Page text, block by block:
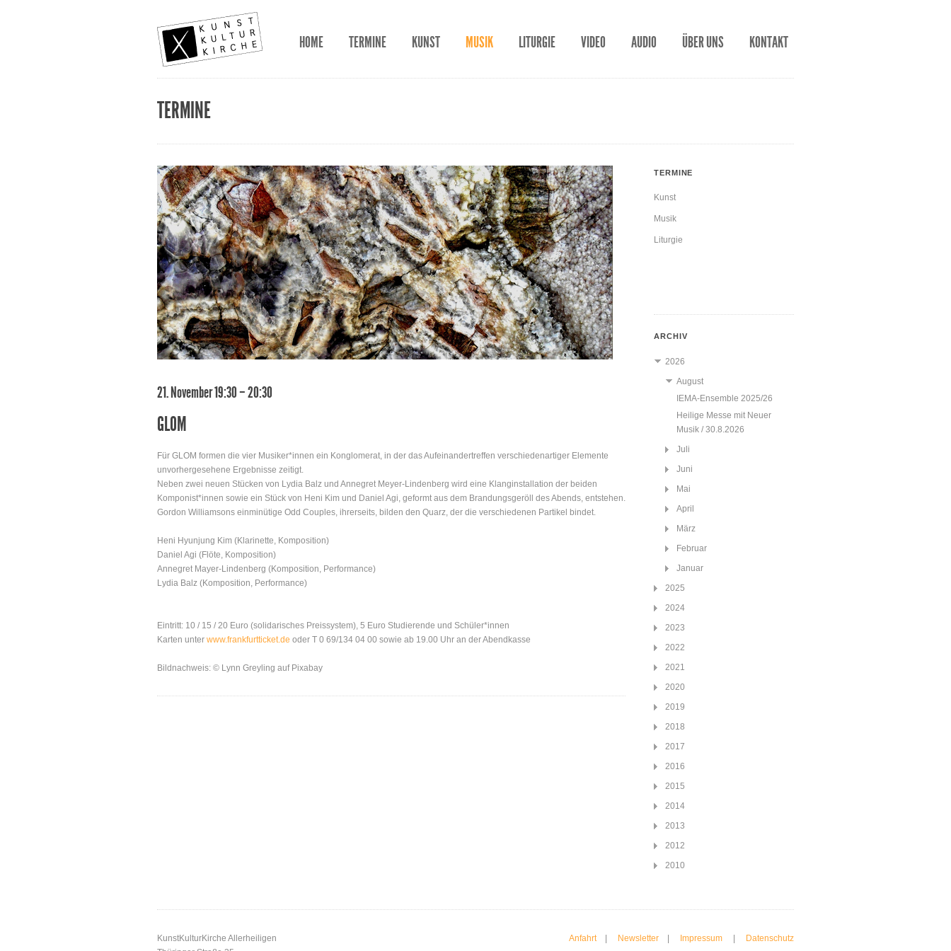
HOME TERMINE KUNST MUSIK LITURGIE VIDEO AUDIO ÜBER UNS KONTAKT
TERMINE
21. November 19:30 – 20:30
GLOM
Für GLOM formen die vier Musiker*innen ein Konglomerat, in der das Aufeinandertreffen verschiedenartiger Elemente
unvorhergesehene Ergebnisse zeitigt.
Neben zwei neuen Stücken von Lydia Balz und Annegret Meyer-Lindenberg wird eine Klanginstallation der beiden
Komponist*innen sowie ein Stück von Heni Kim und Daniel Agi, geformt aus dem Brandungsgeröll des Abends, entstehen.
Gordon Williamsons einminütige Odd Couples, ihrerseits, bilden den Quarz, der die verschiedenen Partikel bindet.
Heni Hyunjung Kim (Klarinette, Komposition)
Daniel Agi (Flöte, Komposition)
Annegret Mayer-Lindenberg (Komposition, Performance)
Lydia Balz (Komposition, Performance)
Eintritt: 10 / 15 / 20 Euro (solidarisches Preissystem), 5 Euro Studierende und Schüler*innen
Karten unter www.frankfurtticket.de oder T 0 69/134 04 00 sowie ab 19.00 Uhr an der Abendkasse
Bildnachweis: © Lynn Greyling auf Pixabay
TERMINE
Kunst
Musik
Liturgie
ARCHIV
2026
August
IEMA-Ensemble 2025/26
Heilige Messe mit Neuer
Musik / 30.8.2026
Juli
Juni
Mai
April
März
Februar
Januar
2025
2024
2023
2022
2021
2020
2019
2018
2017
2016
2015
2014
2013
2012
2010
KunstKulturKirche Allerheiligen
Anfahrt| Newsletter| Impressum Datenschutz